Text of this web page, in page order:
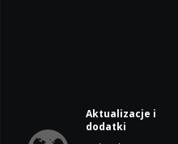
Aktualizacje i
dodatki